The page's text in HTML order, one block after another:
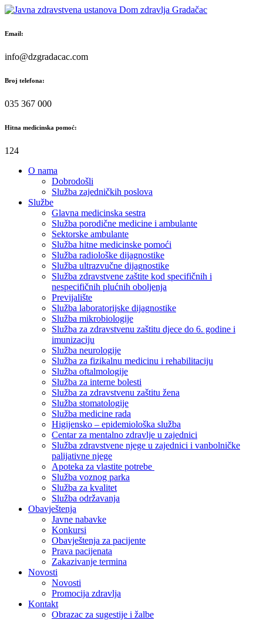
Skip
content
Email:
info@dzgradacac.com
Broj telefona:
035 367 000
Hitna medicinska pomoć:
124
O nama
Dobrodošli
Služba zajedničkih poslova
Službe
Glavna medicinska sestra
Služba porodične medicine i ambulante
Sektorske ambulante
Služba hitne medicinske pomoći
Služba radiološke dijagnostike
Služba ultrazvučne dijagnostike
Služba zdravstvene zaštite kod specifičnih i
nespecifičnih plućnih oboljenja
Previjalište
Služba laboratorijske dijagnostike
Služba mikrobiologije
Služba za zdravstvenu zaštitu djece do 6. godine i
imunizaciju
Služba neurologije
Služba za fizikalnu medicinu i rehabilitaciju
Služba oftalmologije
Služba za interne bolesti
Služba za zdravstvenu zaštitu žena
Služba stomatologije
Služba medicine rada
Higijensko – epidemiološka služba
Centar za mentalno zdravlje u zajednici
Služba zdravstvene njege u zajednici i vanbolničke
palijativne njege
Apoteka za vlastite potrebe
Služba voznog parka
Služba za kvalitet
Služba održavanja
Obavještenja
Javne nabavke
Konkursi
Obavještenja za pacijente
Prava pacijenata
Zakazivanje termina
Novosti
Novosti
Promocija zdravlja
Kontakt
Obrazac za sugestije i žalbe